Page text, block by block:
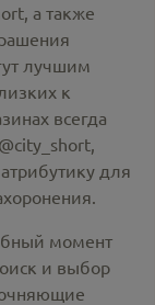
а также
лучшим
к
всегда
,
для
момент
и выбор